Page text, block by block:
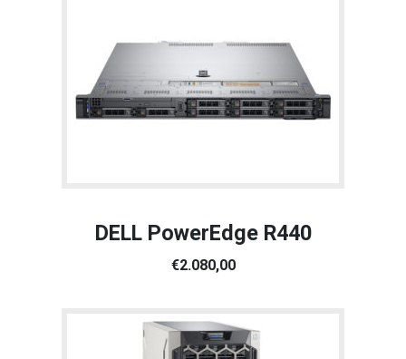
DELL PowerEdge R440
€2.080,00